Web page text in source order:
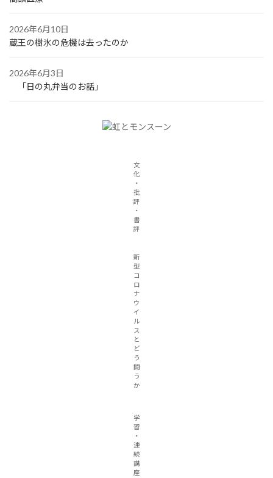
2026年6月10日
蔵王の樹氷の危機は去ったのか
2026年6月3日
「日の丸弁当のお話」
文
化
・
批
評
・
書
評
新
型
コ
ロ
ナ
ウ
イ
ル
ス
と
ど
う
闘
う
か
学
習
・
連
続
講
座